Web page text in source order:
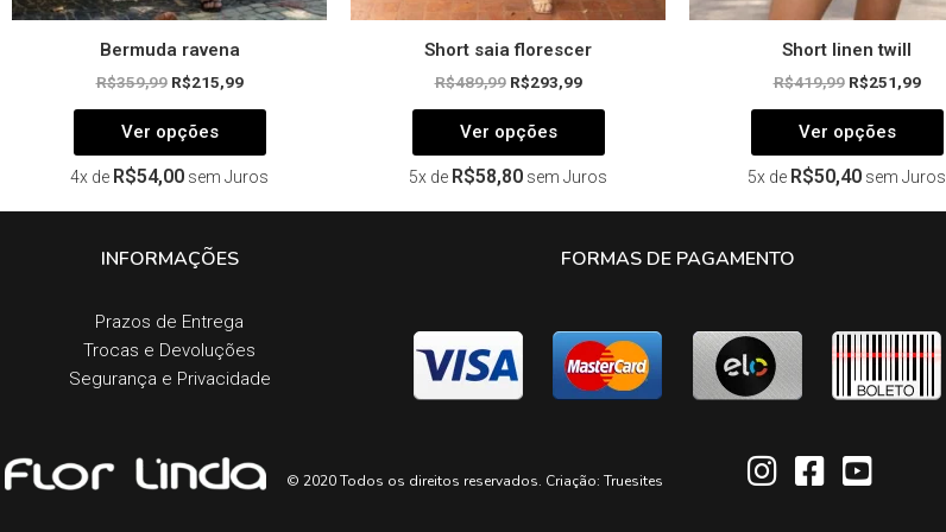
Bermuda ravena
R$359,99 R$215,99
Ver opções
4x de R$54,00 sem Juros
Short saia florescer
R$489,99 R$293,99
Ver opções
5x de R$58,80 sem Juros
Short linen twill
R$419,99 R$251,99
Ver opções
5x de R$50,40 sem Juros
INFORMAÇÕES
Prazos de Entrega​
Trocas e Devoluções​
Segurança e Privacidade
FORMAS DE PAGAMENTO
© 2020 Todos os direitos reservados. Criação: Truesites